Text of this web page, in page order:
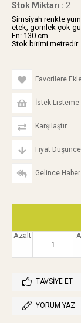
Stok Miktarı : 2
Simsiyah renkte
etek, gömlek çok
En: 130 cm
Stok birimi metredir.
Favorilere
İstek Listeme
Karşılaştır
Fiyat
Gelince
Azalt
TAVSIYE ET
YORUM YAZ